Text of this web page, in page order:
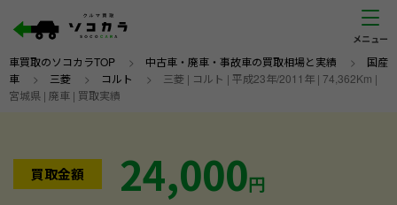
車買取のソコカラTOP > 中古車・廃車・事故車の買取相場と実績 > 国産
車 > 三菱 > コルト > 三菱 | コルト | 平成23年/2011年 | 74,362Km |
宮城県 | 廃車 | 買取実績
買取金額 24,000円